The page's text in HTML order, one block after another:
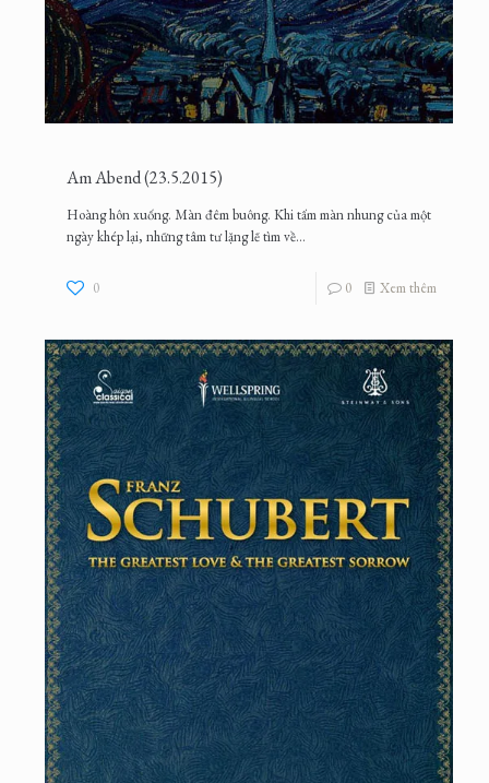
Am Abend (23.5.2015)
Hoàng hôn xuống. Màn đêm buông. Khi tấm màn nhung của một
ngày khép lại, những tâm tư lặng lẽ tìm về...
0 0 Xem thêm